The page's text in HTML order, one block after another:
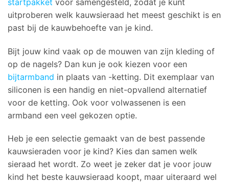
uitproberen welk kauwsieraad het meest geschikt is en
past bij de kauwbehoefte van je kind.
Bijt jouw kind vaak op de mouwen van zijn kleding of
op de nagels? Dan kun je ook kiezen voor een
bijtarmband in plaats van -ketting. Dit exemplaar van
siliconen is een handig en niet-opvallend alternatief
voor de ketting. Ook voor volwassenen is een
armband een veel gekozen optie.
Heb je een selectie gemaakt van de best passende
kauwsieraden voor je kind? Kies dan samen welk
sieraad het wordt. Zo weet je zeker dat je voor jouw
kind het beste kauwsieraad koopt, maar uiteraard wel